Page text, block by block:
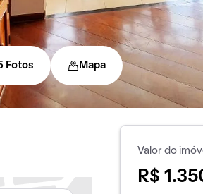
Fotos Mapa
Valor do
R$